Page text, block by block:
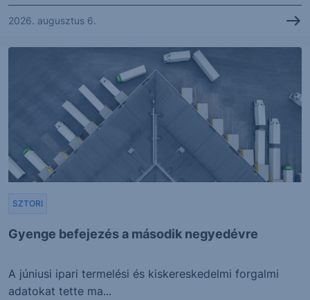
2026. augusztus 6.
Gyenge befejezés a második negyedévre
SZTORI
A júniusi ipari termelési és kiskereskedelmi forgalmi
adatokat tette ma...